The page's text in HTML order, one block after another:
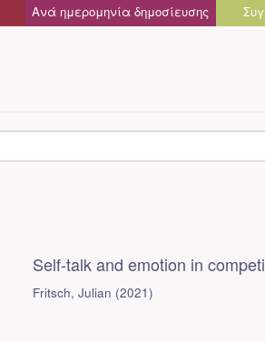
Ανά ημερομηνία δημοσίευσης
Self-talk and emotion in
Fritsch, Julian (2021)